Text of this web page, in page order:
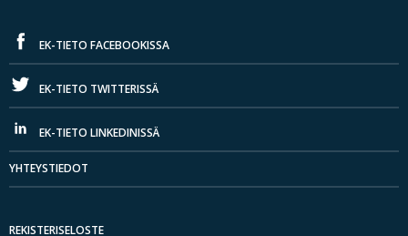
EK-TIETO FACEBOOKISSA
EK-TIETO TWITTERISSÄ
EK-TIETO LINKEDINISSÄ
YHTEYSTIEDOT
REKISTERISELOSTE